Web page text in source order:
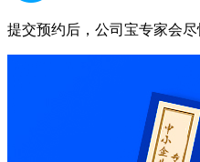
提交预约后，公司宝专家会